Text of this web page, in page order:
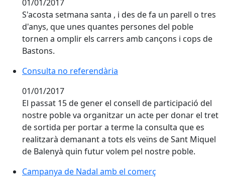
01/01/2017
S'acosta setmana santa , i des de fa un parell o tres
d'anys, que unes quantes persones del poble
tornen a omplir els carrers amb cançons i cops de
Bastons.
Consulta no referendària
01/01/2017
El passat 15 de gener el consell de participació del
nostre poble va organitzar un acte per donar el tret
de sortida per portar a terme la consulta que es
realitzarà demanant a tots els veïns de Sant Miquel
de Balenyà quin futur volem pel nostre poble.
Campanya de Nadal amb el comerç
Campanya de Nadal amb el comerç